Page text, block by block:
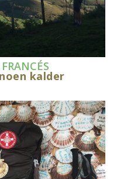
FRANCÉS
kalder